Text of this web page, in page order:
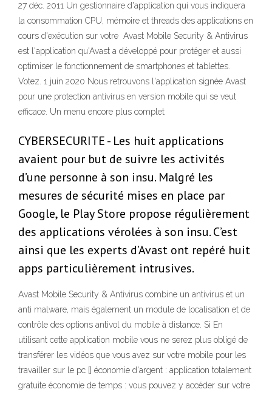
27 déc. 2011 Un gestionnaire d'application qui vous indiquera
la consommation CPU, mémoire et threads des applications en
cours d'exécution sur votre Avast Mobile Security & Antivirus
est l'application qu'Avast a développé pour protéger et aussi
optimiser le fonctionnement de smartphones et tablettes.
Votez. 1 juin 2020 Nous retrouvons l'application signée Avast
pour une protection antivirus en version mobile qui se veut
efficace. Un menu encore plus complet
CYBERSECURITE - Les huit applications
avaient pour but de suivre les activités
d’une personne à son insu. Malgré les
mesures de sécurité mises en place par
Google, le Play Store propose régulièrement
des applications vérolées à son insu. C’est
ainsi que les experts d’Avast ont repéré huit
apps particulièrement intrusives.
Avast Mobile Security & Antivirus combine un antivirus et un
anti malware, mais également un module de localisation et de
contrôle des options antivol du mobile à distance. Si En
utilisant cette application mobile vous ne serez plus obligé de
transférer les vidéos que vous avez sur votre mobile pour les
travailler sur le pc [] économie d'argent : application totalement
gratuite économie de temps : vous pouvez y accéder sur votre